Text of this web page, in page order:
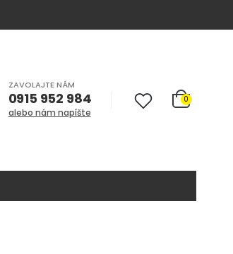
ZAVOLAJTE NÁM
0915 952 984
alebo nám napíšte
0